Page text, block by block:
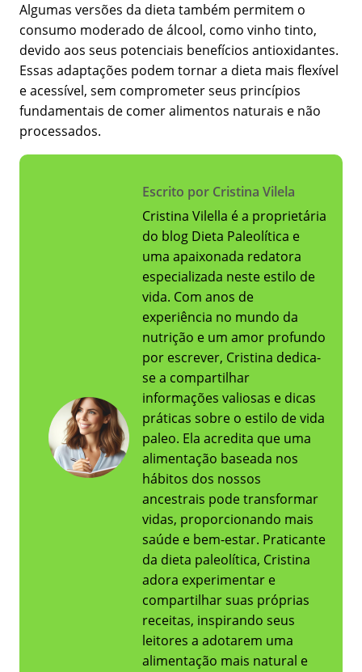
Algumas versões da dieta também permitem o
consumo moderado de álcool, como vinho tinto,
devido aos seus potenciais benefícios antioxidantes.
Essas adaptações podem tornar a dieta mais flexível
e acessível, sem comprometer seus princípios
fundamentais de comer alimentos naturais e não
processados.
Escrito por Cristina Vilela
Cristina Vilella é a proprietária
do blog Dieta Paleolítica e
uma apaixonada redatora
especializada neste estilo de
vida. Com anos de
experiência no mundo da
nutrição e um amor profundo
por escrever, Cristina dedica-
se a compartilhar
informações valiosas e dicas
práticas sobre o estilo de vida
paleo. Ela acredita que uma
alimentação baseada nos
hábitos dos nossos
ancestrais pode transformar
vidas, proporcionando mais
saúde e bem-estar. Praticante
da dieta paleolítica, Cristina
adora experimentar e
compartilhar suas próprias
receitas, inspirando seus
leitores a adotarem uma
alimentação mais natural e